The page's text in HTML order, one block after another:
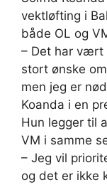
vektløfting i
både OL og
– Det har vært
stort ønske
men jeg er
Koanda i en
Hun legger til
VM i samme
– Jeg vil
og det er ikke